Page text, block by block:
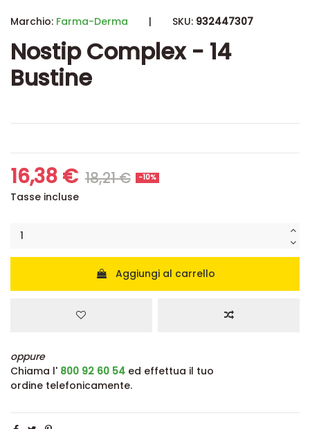
Marchio: Farma-Derma | SKU: 932447307
Nostip Complex - 14
Bustine
16,38 € 18,21 € -10%
Tasse incluse
Aggiungi al carrello
oppure
Chiama l' 800 92 60 54 ed effettua il tuo
ordine telefonicamente.